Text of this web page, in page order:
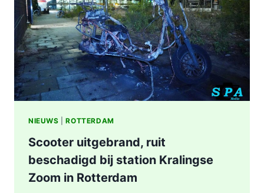
DE
KEYSTRAAT
IN
ROTTERDAM
NIEUWS |ROTTERDAM
Scooter uitgebrand, ruit
beschadigd bij station Kralingse
Zoom in Rotterdam